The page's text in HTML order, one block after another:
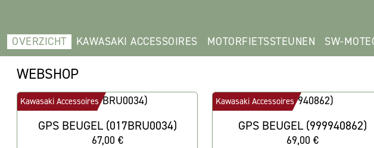
OVERZICHT KAWASAKI ACCESSOIRES MOTORFIETSSTEUNEN SW-
WEBSHOP
Kawasaki Accessoires
GPS BEUGEL (017BRU0034)
67,00 €
Kawasaki Accessoires
GPS BEUGEL (999940862)
69,00 €